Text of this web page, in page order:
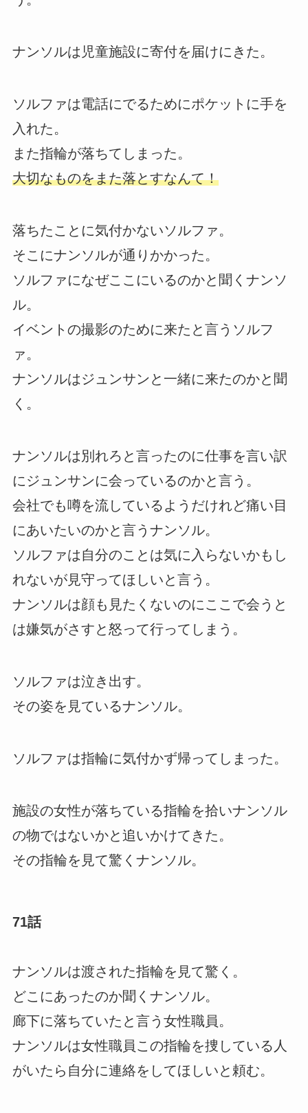
ナンソルは児童施設に寄付を届けにきた。
ソルファは電話にでるためにポケットに手を
入れた。
また指輪が落ちてしまった。
大切なものをまた落とすなんて！
落ちたことに気付かないソルファ。
そこにナンソルが通りかかった。
ソルファになぜここにいるのかと聞くナンソ
ル。
イベントの撮影のために来たと言うソルフ
ァ。
ナンソルはジュンサンと一緒に来たのかと聞
く。
ナンソルは別れろと言ったのに仕事を言い訳
にジュンサンに会っているのかと言う。
会社でも噂を流しているようだけれど痛い目
にあいたいのかと言うナンソル。
ソルファは自分のことは気に入らないかもし
れないが見守ってほしいと言う。
ナンソルは顔も見たくないのにここで会うと
は嫌気がさすと怒って行ってしまう。
ソルファは泣き出す。
その姿を見ているナンソル。
ソルファは指輪に気付かず帰ってしまった。
施設の女性が落ちている指輪を拾いナンソル
の物ではないかと追いかけてきた。
その指輪を見て驚くナンソル。
71話
ナンソルは渡された指輪を見て驚く。
どこにあったのか聞くナンソル。
廊下に落ちていたと言う女性職員。
ナンソルは女性職員この指輪を捜している人
がいたら自分に連絡をしてほしいと頼む。